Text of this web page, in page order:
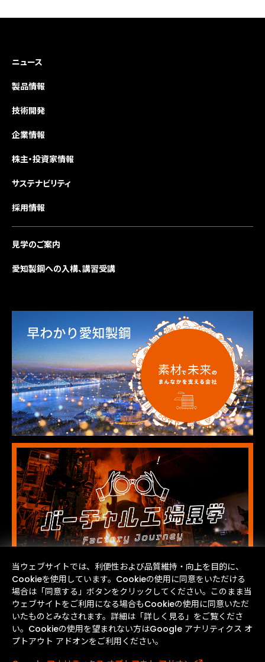
ニュース
製品情報
技術開発
企業情報
株主・投資家情報
サステナビリティ
採用情報
見学のご案内
愛知製鋼への入構、講習受講
当ウェブサイトでは、利便性および品質維持・向上を目的に、
Cookieを使用しています。Cookieの使用に同意をいただける
場合は「同意する」ボタンをクリックしてください。このまま当
ウェブサイトをご利用になる場合もCookieの使用に同意いただ
いたものとみなされます。詳細は「詳しく見る」をご覧くださ
い。Cookieの使用を望まれない方はGoogle アナリティクス オ
プトアウト アドオンをご利用ください。